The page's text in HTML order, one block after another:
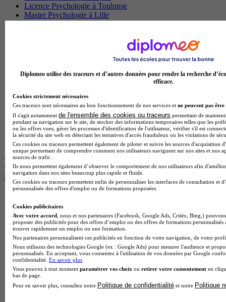
Licence Psychologie à Toulouse
Master Psychologie à Lille
BTS Tourisme à Paris
Licence Psychologie à Lille
Master Informatique à Paris
BTS Communication à Bordeaux
Master Psychologie à Angers
BTS Communication à Lyon
BTS Ndrc à Lyon
Les intitulés de diplôme par alternance
les plus recherchés
BTS Dietetique en alternance
BTS Mco en alternance
BTS Pi en alternance
BTS Sp3s en alternance
Master CCA en alternance
BTS Ndrc en alternance
BTS Sam en alternance
Cap Fleuriste en alternance
BTS Sio en alternance
MSc Marketing Digital en alternance
Diplomeo utilise des traceurs et d’autres données pour rendre la recherche
efficace.
Cookies strictement nécessaires
Ces traceurs sont nécessaires au bon fonctionnement de nos services et ne peuvent pas être
Il s'agit notamment de l'ensemble des cookies ou traceurs permettant de
pendant sa navigation sur le site, de stocker des informations temporaires telles que les
ou les offres vues, gérer les processus d'identification de l'utilisateur, vérifier s'il est
la sécurité du site web en détectant les tentatives d'accès frauduleux ou les violations de
Ces cookies ou traceurs permettent également de piloter et suivre les sources d'acquisition
unique permettant de comprendre comment nos utilisateurs naviguent sur nos sites et nos
sources de trafic.
Ils nous permettent également d’observer le comportement de nos utilisateurs afin
navigation dans nos sites beaucoup plus rapide et fluide.
Ces cookies ou traceurs permettent enfin de personnaliser les interfaces de consultation et
personnalisée des offres d'emploi ou de formations proposées.
Cookies publicitaires
Avec votre accord , nous et nos partenaires (Facebook, Google Ads, Critéo, Bing,)
proposer des publicités pour des offres d’emploi ou des offres de formations
trouver rapidement un emploi ou une formation.
Nos partenaires personnalisent ces publicités en fonction de votre navigation, de votre
Nous utilisons des technologies Google (ex : Google Ads) pour mesurer l'audience et
personnalisés. En acceptant, vous consentez à l'utilisation de vos données par Google
confidentialité. En savoir plus
Vous pouvez à tout moment paramétrer vos choix ou retirer votre consentement en
bas de page.
Pour en savoir plus, consultez notre Politique de confidentialité et notre Politique